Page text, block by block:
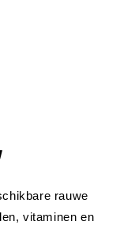
rauwe
vitaminen en